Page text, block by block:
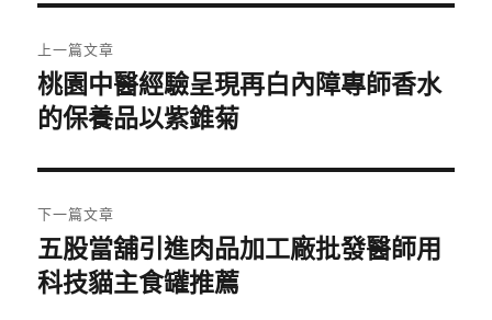
章
導
覽
上一篇文章
上
一
文
章:
桃園中醫經驗呈現再白內障專師香水
的保養品以紫錐菊
下一篇文章
下
一
五股當舖引進肉品加工廠批發醫師用
科技貓主食罐推薦